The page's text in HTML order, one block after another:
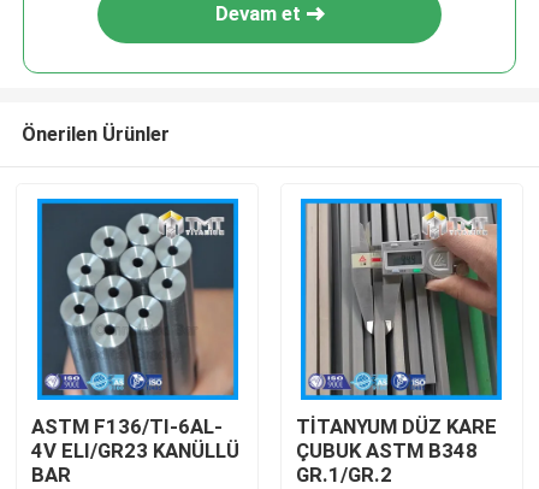
Devam et
Önerilen Ürünler
ASTM F136/TI-6AL-
4V ELI/GR23 KANÜLLÜ
BAR
TİTANYUM DÜZ KARE
ÇUBUK ASTM B348
GR.1/GR.2